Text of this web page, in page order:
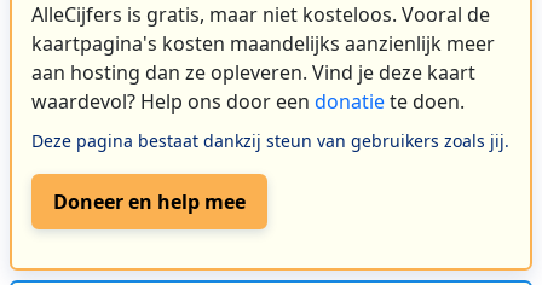
AlleCijfers is gratis, maar niet kosteloos. Vooral de
kaartpagina's kosten maandelijks aanzienlijk meer
aan hosting dan ze opleveren. Vind je deze kaart
waardevol? Help ons door een donatiete doen.
Deze pagina bestaat dankzij steun van gebruikers zoals jij.
Doneer en help mee